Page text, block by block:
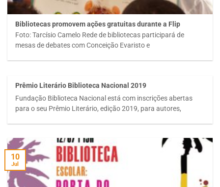
Bibliotecas promovem ações gratuitas durante a Flip
Foto: Tarcísio Camelo Rede de bibliotecas participará de
mesas de debates com Conceição Evaristo e
Prêmio Literário Biblioteca Nacional 2019
Fundação Biblioteca Nacional está com inscrições abertas
para o seu Prêmio Literário, edição 2019, para autores,
10
Jul